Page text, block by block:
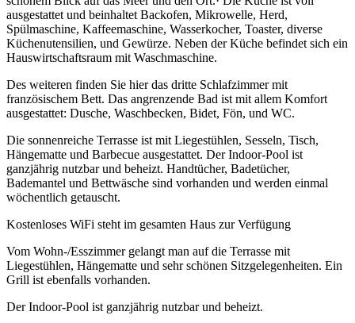
ausgestattet und beinhaltet Backofen, Mikrowelle, Herd,
Spülmaschine, Kaffeemaschine, Wasserkocher, Toaster, diverse
Küchenutensilien, und Gewürze. Neben der Küche befindet sich ein
Hauswirtschaftsraum mit Waschmaschine.
Des weiteren finden Sie hier das dritte Schlafzimmer mit
französischem Bett. Das angrenzende Bad ist mit allem Komfort
ausgestattet: Dusche, Waschbecken, Bidet, Fön, und WC.
Die sonnenreiche Terrasse ist mit Liegestühlen, Sesseln, Tisch,
Hängematte und Barbecue ausgestattet. Der Indoor-Pool ist
ganzjährig nutzbar und beheizt. Handtücher, Badetücher,
Bademantel und Bettwäsche sind vorhanden und werden einmal
wöchentlich getauscht.
Kostenloses WiFi steht im gesamten Haus zur Verfügung
Vom Wohn-/Esszimmer gelangt man auf die Terrasse mit
Liegestühlen, Hängematte und sehr schönen Sitzgelegenheiten. Ein
Grill ist ebenfalls vorhanden.
Der Indoor-Pool ist ganzjährig nutzbar und beheizt.